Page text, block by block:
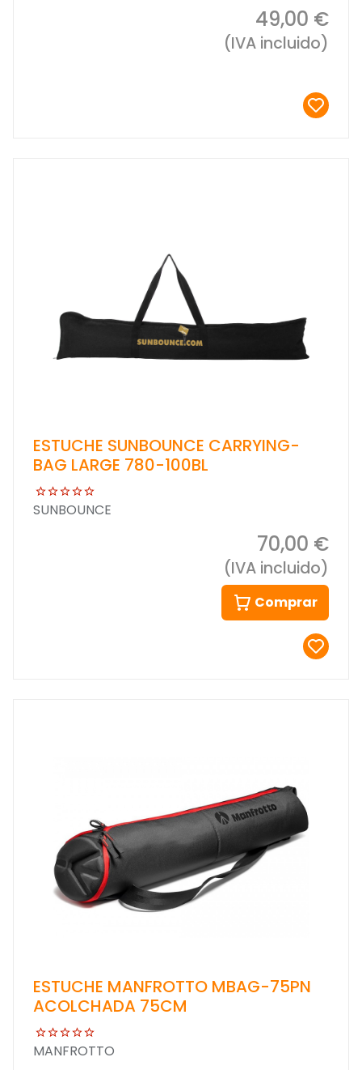
49,00 €
(IVA incluido)
ESTUCHE SUNBOUNCE CARRYING-
BAG LARGE 780-100BL
SUNBOUNCE
70,00 €
(IVA incluido)
Comprar
ESTUCHE MANFROTTO MBAG-75PN
ACOLCHADA 75CM
MANFROTTO